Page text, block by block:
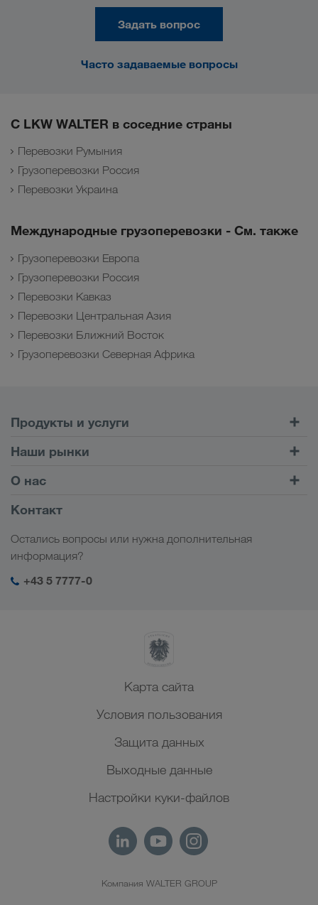
Задать вопрос
Часто задаваемые вопросы
С LKW WALTER в соседние страны
Перевозки Румыния
Грузоперевозки Россия
Перевозки Украина
Международные грузоперевозки - См. также
Грузоперевозки Европа
Грузоперевозки Россия
Перевозки Кавказ
Перевозки Центральная Азия
Перевозки Ближний Восток
Грузоперевозки Северная Африка
Продукты и услуги
Автомобильные перевозки
Клиентский портал CONNECT
Цифровые решения
Мой вход в систему LKW WALTER
Наши рынки
Европа
Кавказ
Центральная Азия
Ближний Восток
Северная Африка
О нас
Информация о компании
Социальная ответственность
Контакт
Остались вопросы или нужна дополнительная
информация?
+43 5 7777-0
Карта сайта
Условия пользования
Защита данных
Выходные данные
Настройки куки-файлов
Компания WALTER GROUP